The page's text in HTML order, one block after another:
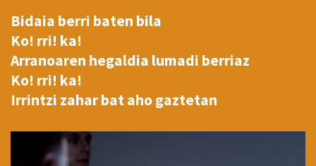
Bidaia berri baten bila
Ko! rri! ka!
Arranoaren hegaldia lumadi berriaz
Ko! rri! ka!
Irrintzi zahar bat aho gaztetan